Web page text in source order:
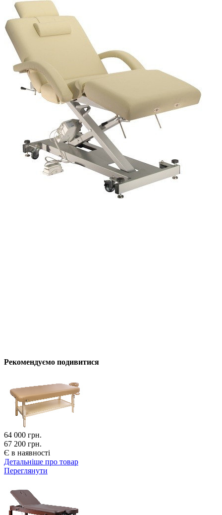
Рекомендуємо подивитися
64 000 грн.
67 200 грн.
Є в наявності
Детальніше про товар
Переглянути